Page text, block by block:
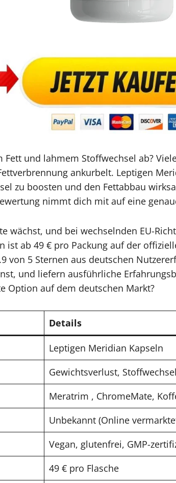
und lahmem Stoffwechsel ab?
ankurbelt. Leptigen
zu boosten und den Fettabbau
nimmt dich mit auf eine
wächst, und bei wechselnden EU-
ist ab 49 € pro Packung auf der
von 5 Sternen aus deutschen
und liefern ausführliche
Option auf dem deutschen Markt?
Details
Leptigen Meridian Kapseln
Gewichtsverlust,
Meratrim , ChromeMate,
Unbekannt (Online
Vegan, glutenfrei, GMP-
49 € pro Flasche